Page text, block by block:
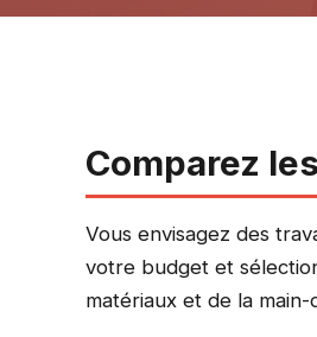
Comparez
Vous envisagez des
votre budget et
matériaux et de la